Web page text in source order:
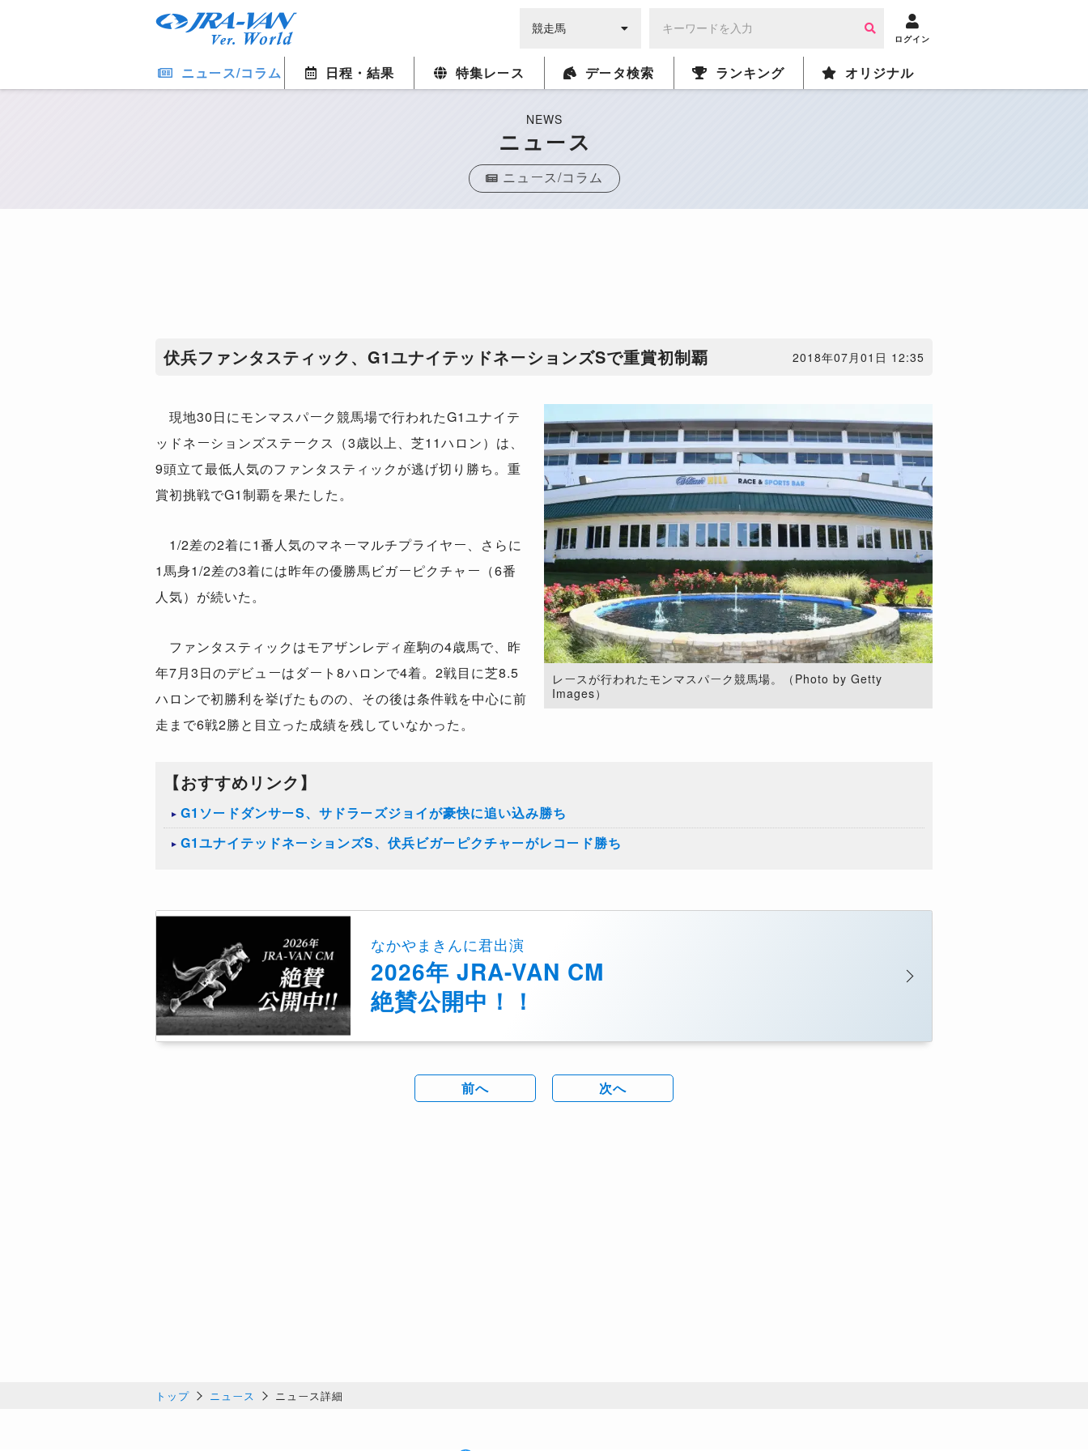
ログイン
ニュース/コラム 日程・結果 特集レース データ検索 ランキング オリジナル
NEWS
ニュース
ニュース/コラム
伏兵ファンタスティック、G1ユナイテッドネーションズSで重賞初制覇 2018年07月01日 12:35
レースが行われたモンマスパーク競馬場。（Photo by Getty
Images）
現地30日にモンマスパーク競馬場で行われたG1ユナイテ
ッドネーションズステークス（3歳以上、芝11ハロン）は、
9頭立て最低人気のファンタスティックが逃げ切り勝ち。重
賞初挑戦でG1制覇を果たした。
1/2差の2着に1番人気のマネーマルチプライヤー、さらに
1馬身1/2差の3着には昨年の優勝馬ビガーピクチャー（6番
人気）が続いた。
ファンタスティックはモアザンレディ産駒の4歳馬で、昨
年7月3日のデビューはダート8ハロンで4着。2戦目に芝8.5
ハロンで初勝利を挙げたものの、その後は条件戦を中心に前
走まで6戦2勝と目立った成績を残していなかった。
【おすすめリンク】
G1ソードダンサーS、サドラーズジョイが豪快に追い込み勝ち
G1ユナイテッドネーションズS、伏兵ビガーピクチャーがレコード勝ち
なかやまきんに君出演
2026年 JRA-VAN CM
絶賛公開中！！
前へ 次へ
トップ ニュース ニュース詳細